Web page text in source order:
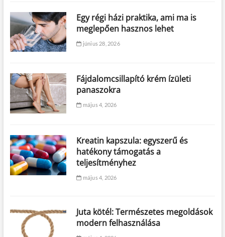
Egy régi házi praktika, ami ma is
meglepően hasznos lehet
június 28, 2026
Fájdalomcsillapító krém ízületi
panaszokra
május 4, 2026
Kreatin kapszula: egyszerű és
hatékony támogatás a
teljesítményhez
május 4, 2026
Juta kötél: Természetes megoldások
modern felhasználása